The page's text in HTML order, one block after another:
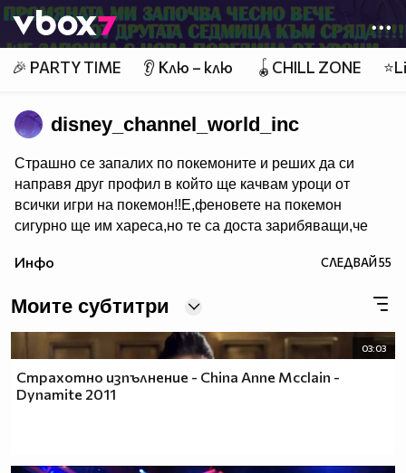
Member of
👾
🎉 PARTY TIME 👂 Клю – клю 🪀CHILL ZONE
disney_channel_world_inc
Страшно се запалих по покемоните и реших да си
направя друг профил в който ще качвам уроци от
всички игри на покемон!!Е,феновете на покемон
сигурно ще им хареса,но те са доста зарибяващи,че
маниа.Е,покемон уроци очаквайте скоро в новият
Инфо СЛЕДВАЙ55
Моите субтитри
03:03
Страхотно изпълнение - China Anne Mcclain -
Dynamite 2011